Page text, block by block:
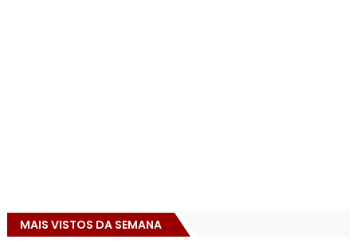
MAIS VISTOS DA SEMANA